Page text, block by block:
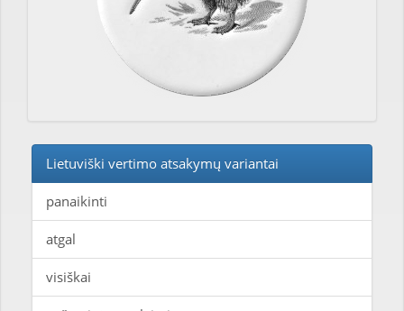
Lietuviški vertimo atsakymų variantai
panaikinti
atgal
visiškai